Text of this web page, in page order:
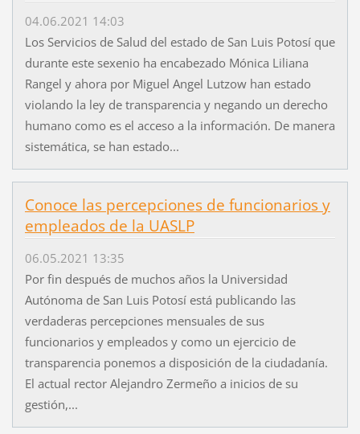
04.06.2021 14:03
Los Servicios de Salud del estado de San Luis Potosí que
durante este sexenio ha encabezado Mónica Liliana
Rangel y ahora por Miguel Angel Lutzow han estado
violando la ley de transparencia y negando un derecho
humano como es el acceso a la información. De manera
sistemática, se han estado...
Conoce las percepciones de funcionarios y
empleados de la UASLP
06.05.2021 13:35
Por fin después de muchos años la Universidad
Autónoma de San Luis Potosí está publicando las
verdaderas percepciones mensuales de sus
funcionarios y empleados y como un ejercicio de
transparencia ponemos a disposición de la ciudadanía.
El actual rector Alejandro Zermeño a inicios de su
gestión,...